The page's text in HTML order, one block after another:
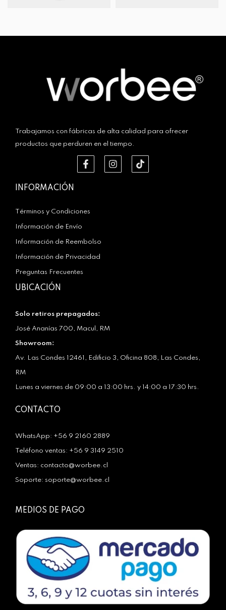
Trabajamos con fábricas de alta calidad para ofrecer
productos que perduren en el tiempo.
INFORMACIÓN
Términos y Condiciones
Información de Envío
Información de Reembolso
Información de Privacidad
Preguntas Frecuentes
UBICACIÓN
Solo retiros prepagados:
José Ananías 700, Macul, RM
Showroom:
Av. Las Condes 12461, Edificio 3, Oficina 808, Las Condes,
RM
Lunes a viernes de 09:00 a 13:00 hrs. y 14:00 a 17:30 hrs.
CONTACTO
WhatsApp: +56 9 2160 2889
Teléfono ventas: +56 9 3149 2510
Ventas: contacto@worbee.cl
Soporte: soporte@worbee.cl
MEDIOS DE PAGO